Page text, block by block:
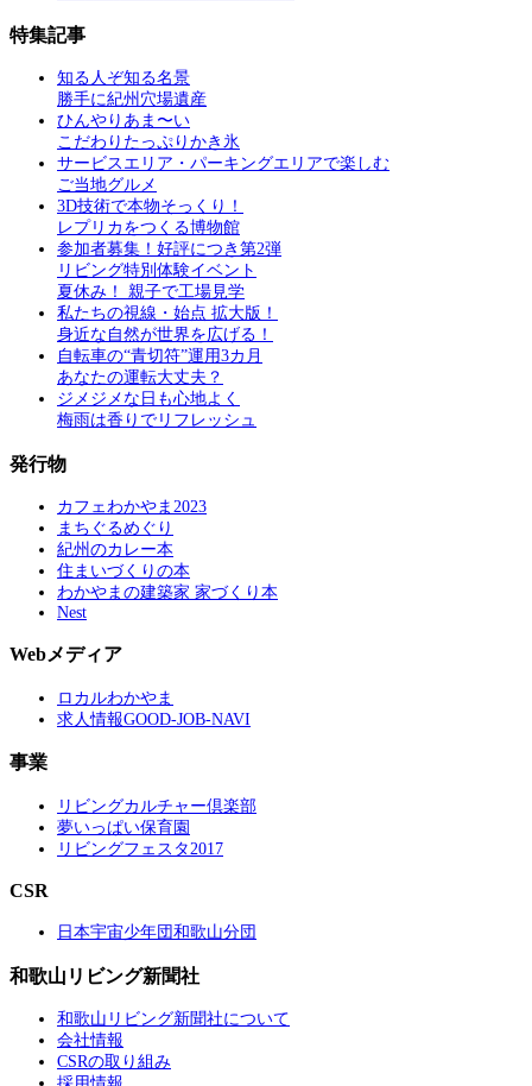
特集記事
知る人ぞ知る名景
勝手に紀州穴場遺産
ひんやりあま〜い
こだわりたっぷりかき氷
サービスエリア・パーキングエリアで楽しむ
ご当地グルメ
3D技術で本物そっくり！
レプリカをつくる博物館
参加者募集！好評につき第2弾
リビング特別体験イベント
夏休み！ 親子で工場見学
私たちの視線・始点 拡大版！
身近な自然が世界を広げる！
自転車の“青切符”運用3カ月
あなたの運転大丈夫？
ジメジメな日も心地よく
梅雨は香りでリフレッシュ
発行物
カフェわかやま2023
まちぐるめぐり
紀州のカレー本
住まいづくりの本
わかやまの建築家 家づくり本
Nest
Webメディア
ロカルわかやま
求人情報GOOD-JOB-NAVI
事業
リビングカルチャー倶楽部
夢いっぱい保育園
リビングフェスタ2017
CSR
日本宇宙少年団和歌山分団
和歌山リビング新聞社
和歌山リビング新聞社について
会社情報
CSRの取り組み